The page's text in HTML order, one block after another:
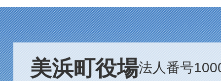
美浜町役場法人番号